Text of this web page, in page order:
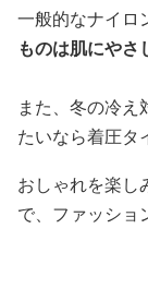
一般的なナイロ
ものは肌にや
また、冬の冷
たいなら着圧タ
おしゃれを楽し
で、ファッショ